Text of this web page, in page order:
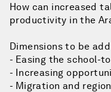
How can increased
productivity in the
Dimensions to be
- Easing the school-
- Increasing
- Migration and